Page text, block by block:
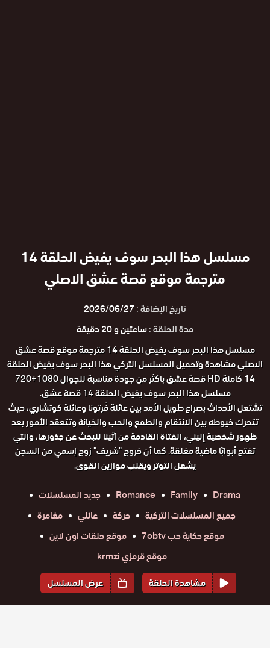
مسلسل هذا البحر سوف يفيض الحلقة 14
مترجمة موقع قصة عشق الاصلي
تاريخ الإضافة :2026/06/27
مدة الحلقة :ساعتين و 20 دقيقة
مسلسل هذا البحر سوف يفيض الحلقة 14 مترجمة موقع قصة عشق
الاصلي مشاهدة وتحميل المسلسل التركي هذا البحر سوف يفيض الحلقة
14 كاملة HD قصة عشق باكثر من جودة مناسبة للجوال 1080+720
مسلسل هذا البحر سوف يفيض الحلقة 14 قصة عشق.
تشتعل الأحداث بصراع طويل الأمد بين عائلة فُرتونا وعائلة كوتشاري، حيث
تتحرك خيوطه بين الانتقام والطمع والحب والخيانة وتتعقد الأمور بعد
ظهور شخصية إليني، الفتاة القادمة من أثينا للبحث عن جذورها، والتي
تفتح أبوابًا ماضية مغلقة. كما أن خروج "شريف" زوج إسمي من السجن
يشعل التوتر ويقلب موازين القوى.
Drama
Family
Romance
جديد المسلسلات
جميع المسلسلات التركية
حركة عائلي
مغامرة
موقع حكاية حب 7obtv
موقع حلقات اون لاين
موقع قرمزي krmzi
مشاهدة الحلقة
عرض المسلسل